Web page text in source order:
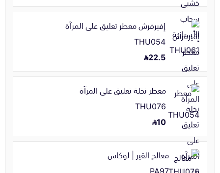
إفيرفرش معطر تعليق على المرآة
THU054
22.5
معطر نخلة تعليق على المرآة
THU076
10
معالج القير | لوكاس